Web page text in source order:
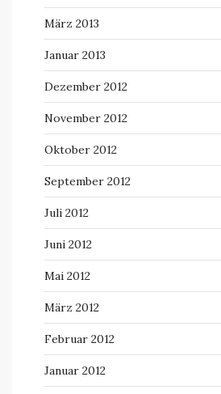
März 2013
Januar 2013
Dezember 2012
November 2012
Oktober 2012
September 2012
Juli 2012
Juni 2012
Mai 2012
März 2012
Februar 2012
Januar 2012